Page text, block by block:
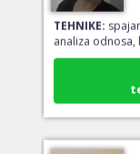
TEHNIKE:
analiza